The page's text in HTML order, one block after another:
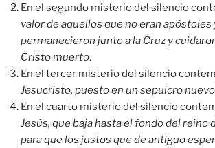
En el segundo misterio del silencio
valor de aquellos que no eran apóstoles
permanecieron junto a la Cruz y
Cristo muerto.
En el tercer misterio del silencio
Jesucristo, puesto en un sepulcro nuevo
En el cuarto misterio del silencio
Jesús, que baja hasta el fondo del reino
para que los justos que de antiguo